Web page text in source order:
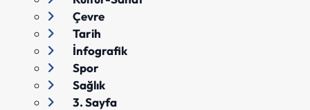
Çevre
Tarih
İnfografik
Spor
Sağlık
3. Sayfa